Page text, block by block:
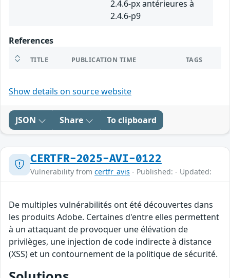
2.4.6-px antérieures à
2.4.6-p9
References
TITLE PUBLICATION TIME TAGS
Show details on source website
JSON Share To clipboard
CERTFR-2025-AVI-0122
Vulnerability from certfr_avis - Published: - Updated:
De multiples vulnérabilités ont été découvertes dans
les produits Adobe. Certaines d'entre elles permettent
à un attaquant de provoquer une élévation de
privilèges, une injection de code indirecte à distance
(XSS) et un contournement de la politique de sécurité.